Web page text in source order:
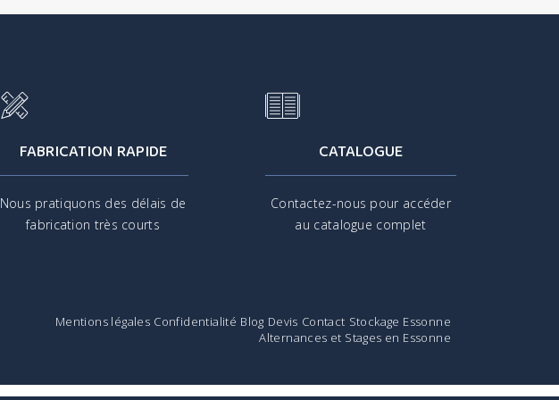
FABRICATION RAPIDE
Nous pratiquons des délais de
fabrication très courts
CATALOGUE
Contactez-nous pour accéder
au catalogue complet
Mentions légales Confidentialité Blog Devis Contact Stockage Essonne
Alternances et Stages en Essonne